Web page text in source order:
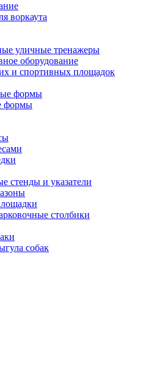
воркаута
уличные тренажеры
оборудование
и спортивных площадок
формы
стенды и указатели
столбики
собак